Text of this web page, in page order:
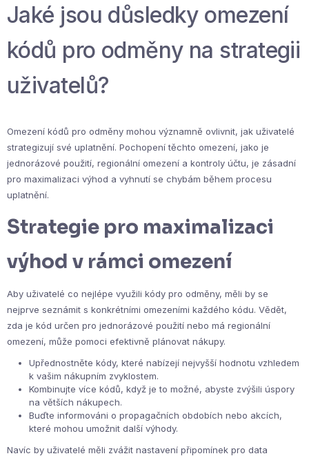
Jaké jsou důsledky omezení
kódů pro odměny na strategii
uživatelů?
Omezení kódů pro odměny mohou významně ovlivnit, jak uživatelé
strategizují své uplatnění. Pochopení těchto omezení, jako je
jednorázové použití, regionální omezení a kontroly účtu, je zásadní
pro maximalizaci výhod a vyhnutí se chybám během procesu
uplatnění.
Strategie pro maximalizaci
výhod v rámci omezení
Aby uživatelé co nejlépe využili kódy pro odměny, měli by se
nejprve seznámit s konkrétními omezeními každého kódu. Vědět,
zda je kód určen pro jednorázové použití nebo má regionální
omezení, může pomoci efektivně plánovat nákupy.
Upřednostněte kódy, které nabízejí nejvyšší hodnotu vzhledem
k vašim nákupním zvyklostem.
Kombinujte více kódů, když je to možné, abyste zvýšili úspory
na větších nákupech.
Buďte informováni o propagačních obdobích nebo akcích,
které mohou umožnit další výhody.
Navíc by uživatelé měli zvážit nastavení připomínek pro data